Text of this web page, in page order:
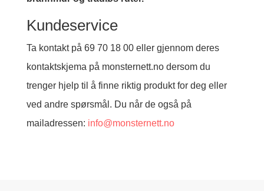
Kundeservice
Ta kontakt på 69 70 18 00 eller gjennom deres
kontaktskjema på monsternett.no dersom du
trenger hjelp til å finne riktig produkt for deg eller
ved andre spørsmål. Du når de også på
mailadressen: info@monsternett.no